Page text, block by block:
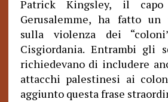
Patrick Kingsley, il
Gerusalemme, ha fatto un
sulla violenza dei
Cisgiordania. Entrambi gli
richiedevano di includere
attacchi palestinesi ai
aggiunto questa frase